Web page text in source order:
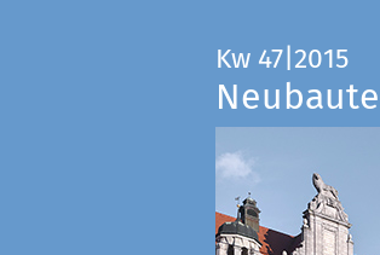
Kw 47|2015